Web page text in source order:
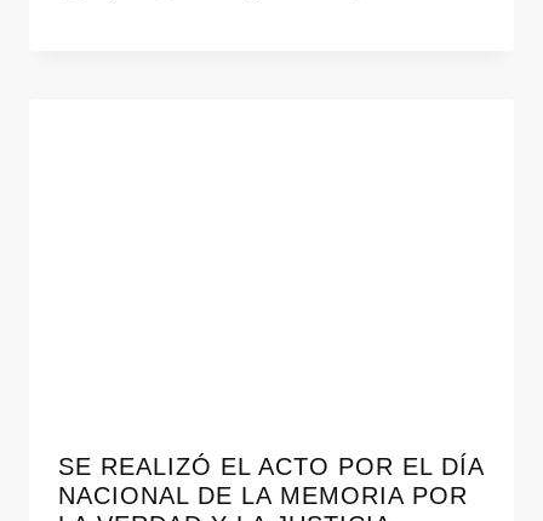
SE REALIZÓ EL ACTO POR EL DÍA
NACIONAL DE LA MEMORIA POR